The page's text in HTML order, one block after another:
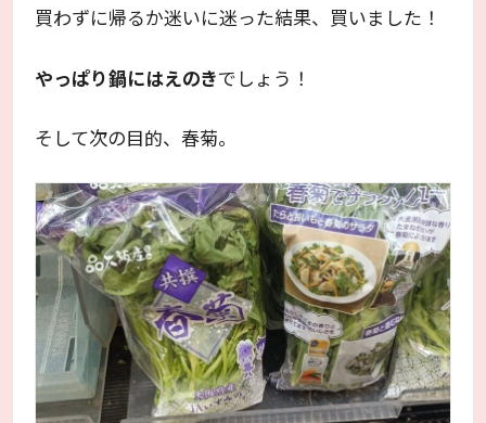
買わずに帰るか迷いに迷った結果、買いました！
やっぱり鍋にはえのきでしょう！
そして次の目的、春菊。